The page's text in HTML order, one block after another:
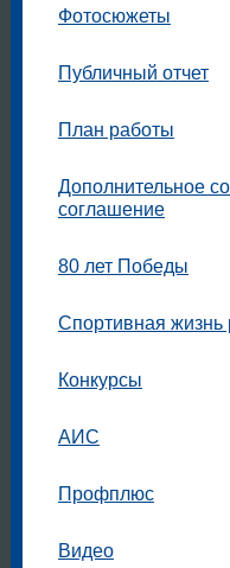
Фотосюжеты
Публичный отчет
План работы
Дополнительное
соглашение
80 лет Победы
Спортивная жизнь
Конкурсы
АИС
Профплюс
Видео